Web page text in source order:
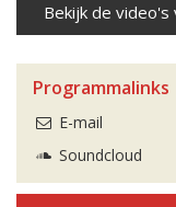
Bekijk de video's
Programmalinks
E-mail
Soundcloud